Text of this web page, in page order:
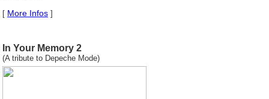
[ More Infos ]
In Your Memory 2
(A tribute to Depeche Mode)